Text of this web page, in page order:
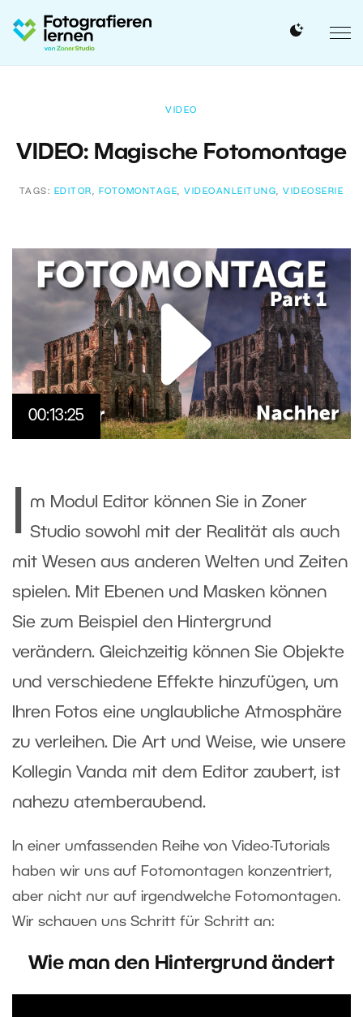
VIDEO
VIDEO: Magische Fotomontage
TAGS: EDITOR , FOTOMONTAGE,VIDEOANLEITUNG,VIDEOSERIE
00:13:25
m Modul Editor können Sie in Zoner
Studio sowohl mit der Realität als auch
mit Wesen aus anderen Welten und Zeiten
spielen. Mit Ebenen und Masken können
Sie zum Beispiel den Hintergrund
verändern. Gleichzeitig können Sie Objekte
und verschiedene Effekte hinzufügen, um
Ihren Fotos eine unglaubliche Atmosphäre
zu verleihen. Die Art und Weise, wie unsere
Kollegin Vanda mit dem Editor zaubert, ist
nahezu atemberaubend.
In einer umfassenden Reihe von Video-Tutorials
haben wir uns auf Fotomontagen konzentriert,
aber nicht nur auf irgendwelche Fotomontagen.
Wir schauen uns Schritt für Schritt an:
Wie man den Hintergrund ändert